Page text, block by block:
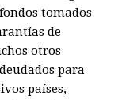
tomados
de
otros
para
países,